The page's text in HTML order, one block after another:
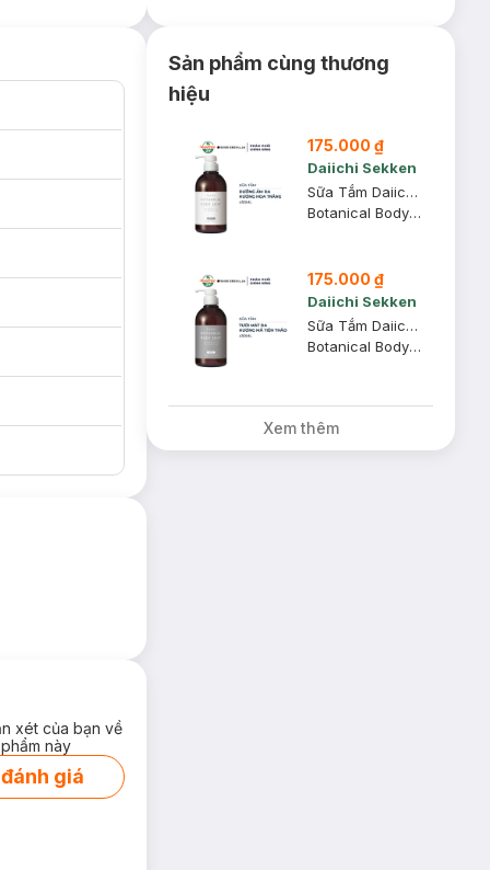
Sweet
xét của bạn về
này
giá
Sản phẩm cùng thương
hiệu
175.000 ₫
Daiichi Sekken
Sữa Tắm Daiichi Sekken Purefeel Hương Hoa Trắng 450ml
Botanical Body Soap White & Floral #Moist
175.000 ₫
Daiichi Sekken
Sữa Tắm Daiichi Sekken Purefeel Hương Mã Tiên Thảo 450ml
Botanical Body Soap Green & Verbena #Fresh
Xem thêm